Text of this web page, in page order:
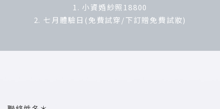
1. 小資婚紗照18800
2. 七月體驗日(免費試穿/下訂贈免費試妝)